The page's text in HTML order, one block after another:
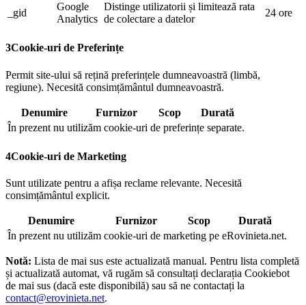
_gid
Google
Analytics
Distinge utilizatorii și limitează rata
de colectare a datelor
24 ore
3Cookie-uri de Preferințe
Permit site-ului să rețină preferințele dumneavoastră (limbă,
regiune). Necesită consimțământul dumneavoastră.
Denumire Furnizor Scop
Durată
În prezent nu utilizăm cookie-uri de preferințe separate.
4Cookie-uri de Marketing
Sunt utilizate pentru a afișa reclame relevante. Necesită
consimțământul explicit.
Denumire Furnizor Scop
Durată
În prezent nu utilizăm cookie-uri de marketing pe eRovinieta.net.
Notă: Lista de mai sus este actualizată manual. Pentru lista completă
și actualizată automat, vă rugăm să consultați declarația Cookiebot
de mai sus (dacă este disponibilă) sau să ne contactați la
contact@erovinieta.net.